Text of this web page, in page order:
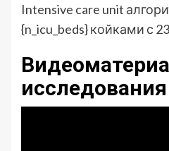
Intensive care unit
{n_icu_beds} койками с
исследования